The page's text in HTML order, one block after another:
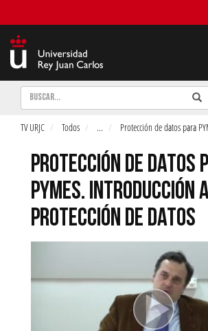
Buscar Enviar
TV URJC Todos ... Protección de datos para
PROTECCIÓN DE DATOS
PYMES. INTRODUCCIÓN
PROTECCIÓN DE DATOS